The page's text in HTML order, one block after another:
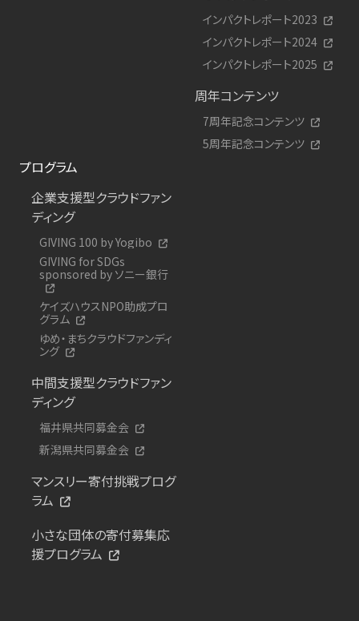
インパクトレポート2023
インパクトレポート2024
インパクトレポート2025
周年コンテンツ
7周年記念コンテンツ
5周年記念コンテンツ
プログラム
企業支援型クラウドファン
ディング
GIVING 100 by Yogibo
GIVING for SDGs
sponsored by ソニー銀行
ケイズハウスNPO助成プロ
グラム
ゆめ・まちクラウドファンディ
ング
中間支援型クラウドファン
ディング
福井県共同募金会
新潟県共同募金会
マンスリー寄付挑戦プログ
ラム
小さな団体の寄付募集応
援プログラム